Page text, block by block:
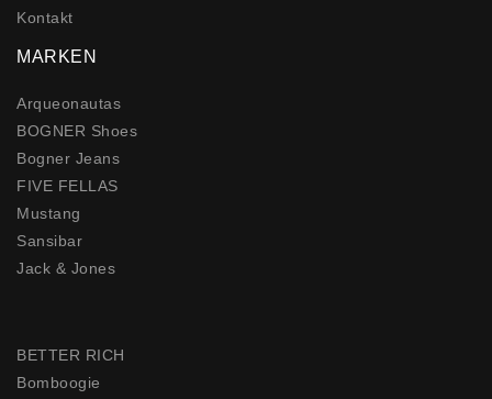
Kontakt
MARKEN
Arqueonautas
BOGNER Shoes
Bogner Jeans
FIVE FELLAS
Mustang
Sansibar
Jack & Jones
BETTER RICH
Bomboogie